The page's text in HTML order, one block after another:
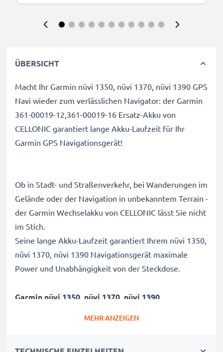
ÜBERSICHT
Macht Ihr Garmin nüvi 1350, nüvi 1370, nüvi 1390 GPS
Navi wieder zum verlässlichen Navigator: der Garmin
361-00019-12,361-00019-16 Ersatz-Akku von
CELLONIC garantiert lange Akku-Laufzeit für Ihr
Garmin GPS Navigationsgerät!
Ob in Stadt- und Straßenverkehr, bei Wanderungen im
Gelände oder der Navigation in unbekanntem Terrain -
der Garmin Wechselakku von CELLONIC lässt Sie nicht
im Stich.
Seine lange Akku-Laufzeit garantiert Ihrem nüvi 1350,
nüvi 1370, nüvi 1390 Navigationsgerät maximale
Power und Unabhängigkeit von der Steckdose.
Garmin nüvi 1350, nüvi 1370, nüvi 1390
MEHR ANZEIGEN